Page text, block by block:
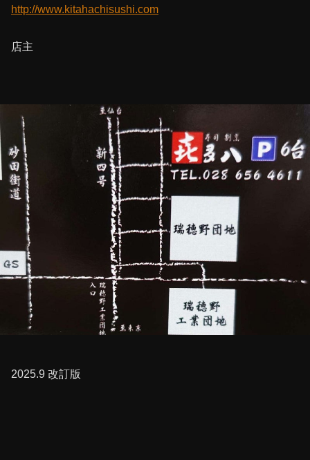
http://www.kitahachisushi.com
店主
2025.9 改訂版